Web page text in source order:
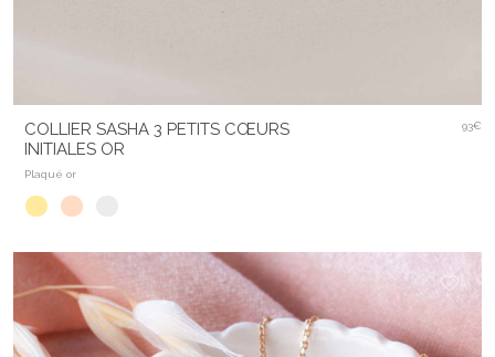
COLLIER SASHA 3 PETITS CŒURS
INITIALES OR
Plaqué or
93€